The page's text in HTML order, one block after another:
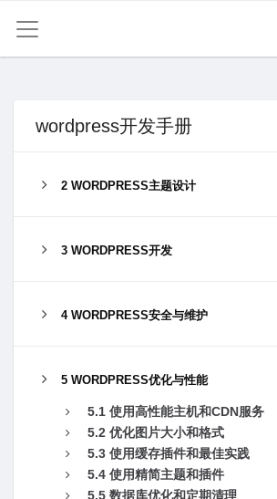
wordpress开发手册
2 WORDPRESS主题设计
3 WORDPRESS开发
4 WORDPRESS安全与维护
5 WORDPRESS优化与性能
5.1 使⽤⾼性能主机和CDN服务
5.2 优化图⽚⼤⼩和格式
5.3 使⽤缓存插件和最佳实践
5.4 使⽤精简主题和插件
5.5 数据库优化和定期清理